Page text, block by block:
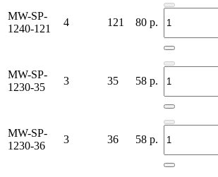
MW-SP-
1240-121
4 121 80 р.
MW-SP-
1230-35
3 35 58 р.
MW-SP-
1230-36
3 36 58 р.